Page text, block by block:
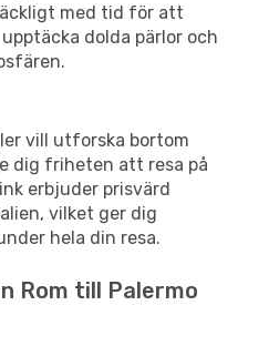
med tid för att
dolda pärlor och
vill utforska bortom
dig friheten att resa på
erbjuder prisvärd
vilket ger dig
hela din resa.
Rom till Palermo